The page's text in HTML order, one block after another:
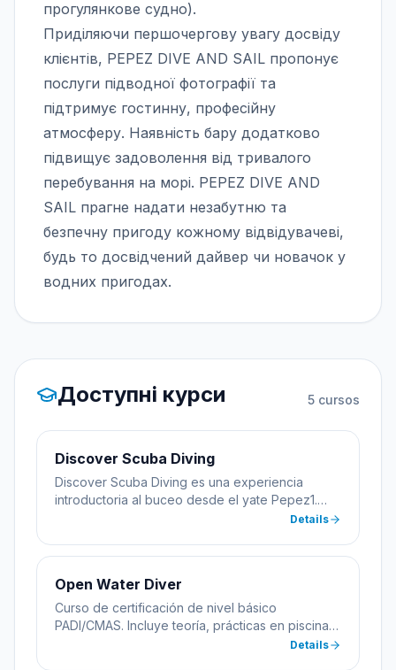
прогулянкове судно).
Приділяючи першочергову увагу досвіду
клієнтів, PEPEZ DIVE AND SAIL пропонує
послуги підводної фотографії та
підтримує гостинну, професійну
атмосферу. Наявність бару додатково
підвищує задоволення від тривалого
перебування на морі. PEPEZ DIVE AND
SAIL прагне надати незабутню та
безпечну пригоду кожному відвідувачеві,
будь то досвідчений дайвер чи новачок у
водних пригодах.
Доступні курси 5 cursos
Discover Scuba Diving
Discover Scuba Diving es una experiencia
introductoria al buceo desde el yate Pepez1.
Incluye práctica inicial en piscina seguida de
certificado. Ideal para quienes quieren probar el
Details
Open Water Diver
Curso de certificación de nivel básico
PADI/CMAS. Incluye teoría, prácticas en piscina e
inmersiones en aguas abiertas desde yate.Details